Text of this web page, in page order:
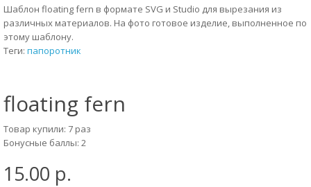
Шаблон floating fern в формате SVG и Studio для вырезания из
различных материалов. На фото готовое изделие, выполненное по
этому шаблону.
Теги: папоротник
floating fern
Товар купили: 7 раз
Бонусные баллы: 2
15.00 р.